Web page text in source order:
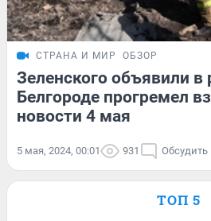
СТРАНА И МИР ОБЗОР
Зеленского объявили в
Белгороде прогремел
новости 4 мая
5 мая, 2024, 00:01 931 Обсудить
ТОП 5